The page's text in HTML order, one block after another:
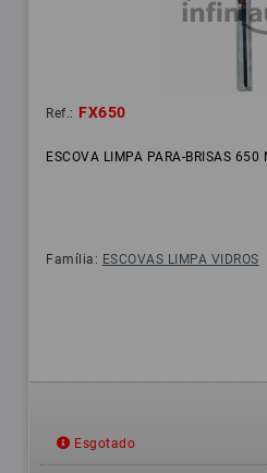
Ref.: FX650
ESCOVA LIMPA PARA-BRISAS 650
Família: ESCOVAS LIMPA VIDROS
Esgotado